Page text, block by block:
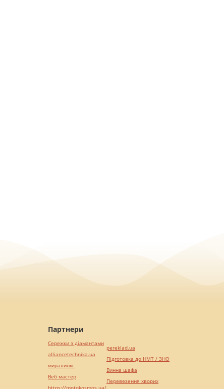
Партнери
Сережки з діамантами
alliancetechnika.ua
миралинкс
Веб мастер
https://motokosmos.ua/
pereklad.ua
Підготовка до НМТ / ЗНО
Винна шафа
Перевезення хворих